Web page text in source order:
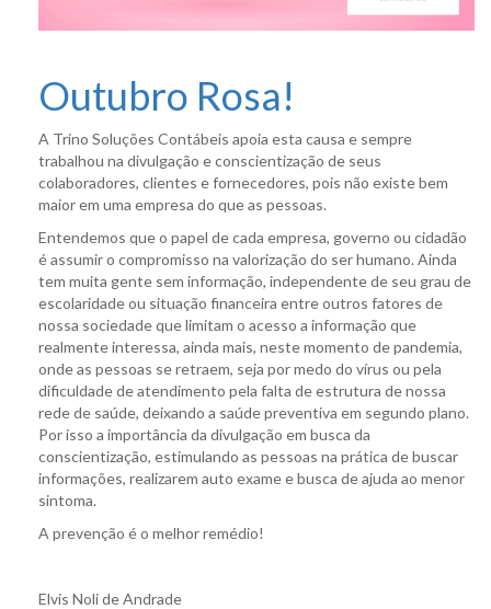
Outubro Rosa!
A Trino Soluções Contábeis apoia esta causa e sempre
trabalhou na divulgação e conscientização de seus
colaboradores, clientes e fornecedores, pois não existe bem
maior em uma empresa do que as pessoas.
Entendemos que o papel de cada empresa, governo ou cidadão
é assumir o compromisso na valorização do ser humano. Ainda
tem muita gente sem informação, independente de seu grau de
escolaridade ou situação financeira entre outros fatores de
nossa sociedade que limitam o acesso a informação que
realmente interessa, ainda mais, neste momento de pandemia,
onde as pessoas se retraem, seja por medo do vírus ou pela
dificuldade de atendimento pela falta de estrutura de nossa
rede de saúde, deixando a saúde preventiva em segundo plano.
Por isso a importância da divulgação em busca da
conscientização, estimulando as pessoas na prática de buscar
informações, realizarem auto exame e busca de ajuda ao menor
sintoma.
A prevenção é o melhor remédio!
Elvis Noli de Andrade